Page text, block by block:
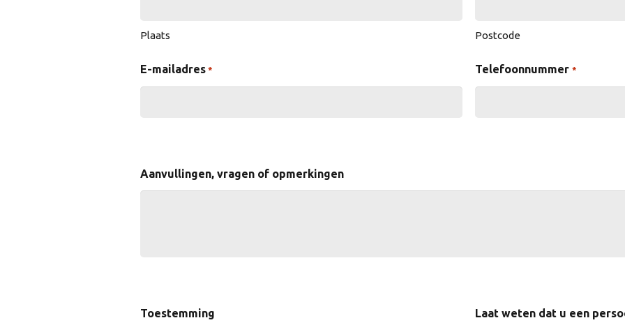
Plaats Postcode
E-mailadres * Telefoonnummer *
Aanvullingen, vragen of opmerkingen
Toestemming Laat weten dat u een